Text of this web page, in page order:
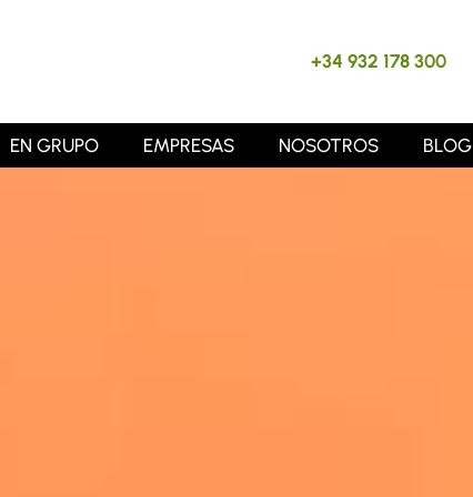
+34 932 178 300
EN GRUPO EMPRESAS NOSOTROS BLOG